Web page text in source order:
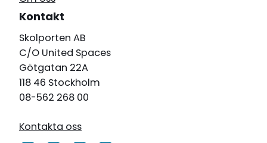
Kontakt
Skolporten AB
C/O United Spaces
Götgatan 22A
118 46 Stockholm
08-562 268 00
Kontakta oss